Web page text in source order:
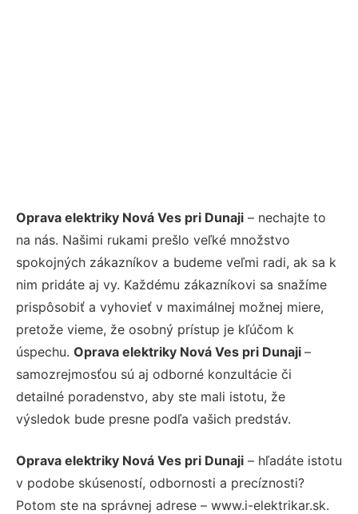
Oprava elektriky Nová Ves pri Dunaji – nechajte to
na nás. Našimi rukami prešlo veľké množstvo
spokojných zákazníkov a budeme veľmi radi, ak sa k
nim pridáte aj vy. Každému zákazníkovi sa snažíme
prispôsobiť a vyhovieť v maximálnej možnej miere,
pretože vieme, že osobný prístup je kľúčom k
úspechu. Oprava elektriky Nová Ves pri Dunaji –
samozrejmosťou sú aj odborné konzultácie či
detailné poradenstvo, aby ste mali istotu, že
výsledok bude presne podľa vašich predstáv.
Oprava elektriky Nová Ves pri Dunaji – hľadáte istotu
v podobe skúseností, odbornosti a precíznosti?
Potom ste na správnej adrese – www.i-elektrikar.sk.